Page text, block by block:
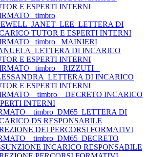
E ESPERTI INTERNI
_timbro
DI
TUTOR E ESPERTI INTERNI
_timbro _MAINIERI
DI INCARICO
E ESPERTI INTERNI
_timbro _ RIZZUTI _
DI INCARICO
E ESPERTI INTERNI
_ timbro _ DECRETO INCARICO
INTERNI
DI
DS RESPONSABILE
DEI PERCORSI FORMATIVI
INCARICO RESPONSABILE